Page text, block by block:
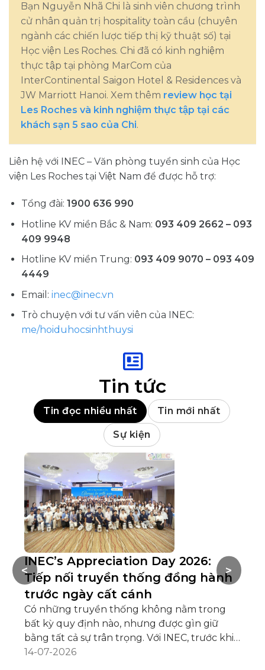
Bạn Nguyễn Nhã Chi là sinh viên chương trình
cử nhân quản trị hospitality toàn cầu (chuyên
ngành các chiến lược tiếp thị kỹ thuật số) tại
Học viện Les Roches. Chi đã có kinh nghiệm
thực tập tại phòng MarCom của
InterContinental Saigon Hotel & Residences và
JW Marriott Hanoi. Xem thêm review học tại
Les Roches và kinh nghiệm thực tập tại các
khách sạn 5 sao của Chi.
Liên hệ với INEC – Văn phòng tuyển sinh của Học
viện Les Roches tại Việt Nam để được hỗ trợ:
Tổng đài: 1900 636 990
Hotline KV miền Bắc & Nam: 093 409 2662 – 093
409 9948
Hotline KV miền Trung: 093 409 9070 – 093 409
4449
Email: inec@inec.vn
Trò chuyện với tư vấn viên của INEC:
me/hoiduhocsinhthuysi
Tin tức
Tin đọc nhiều nhất Tin mới nhất
Sự kiện
INEC’s Appreciation Day 2026:
Tiếp nối truyền thống đồng hành
trước ngày cất cánh
Có những truyền thống không nằm trong
bất kỳ quy định nào, nhưng được gìn giữ
bằng tất cả sự trân trọng. Với INEC, trước khi
hàng trăm học sinh chính thức cất cánh cho
14-07-2026
>
<